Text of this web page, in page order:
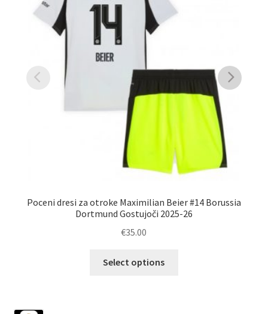
Poceni dresi za otroke Maximilian Beier #14 Borussia
Dortmund Gostujoči 2025-26
€35.00
Select options